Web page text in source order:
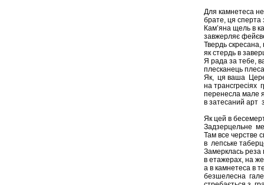
Для камнетеса
брате, ця сперта
Кам’яна щель в
завжерляє
Твердь
як стердь в
Я рада за тебе,
плесканець
Як, ця ваша
на трансгресіях
перенесла мале
в затесаний арт
Як цей в
Задзерцельне
Там все черстве
в лепське
Замерклась
в етажерах, на
а в камнетеса в
безшелесна